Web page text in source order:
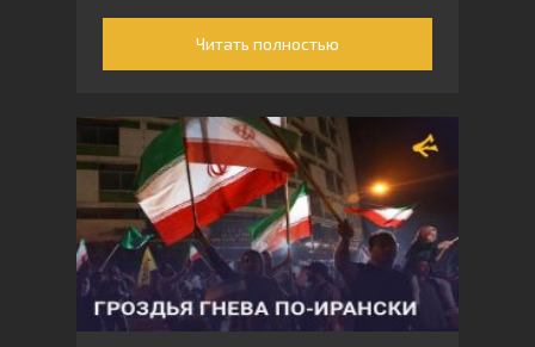
Читать полностью